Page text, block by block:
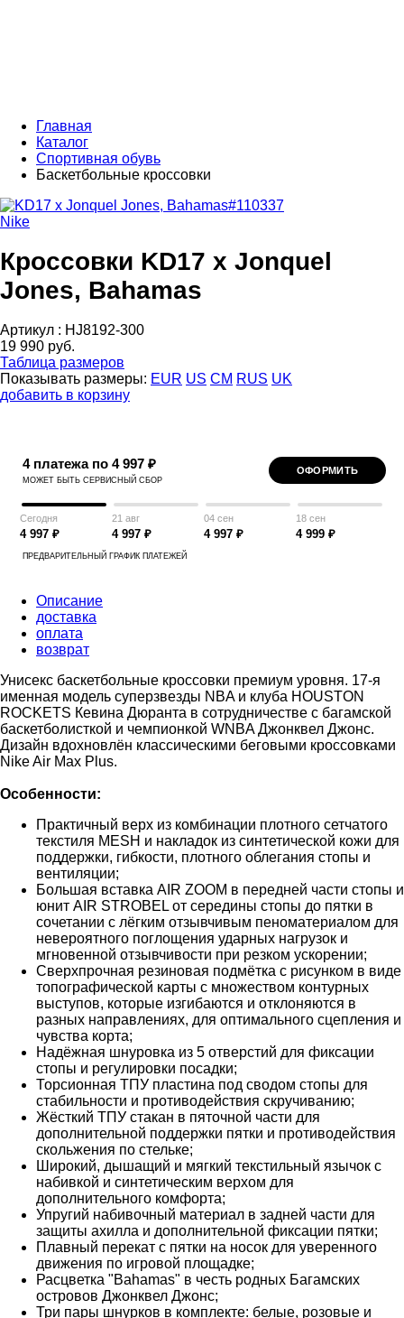
Главная
Каталог
Спортивная обувь
Баскетбольные кроссовки
Nike
Кроссовки KD17 x Jonquel
Jones, Bahamas
Артикул : HJ8192-300
19 990 руб.
Таблица размеров
Показывать размеры: EUR US CM RUS UK
добавить в корзину
4 платежа по 4 997 ₽
МОЖЕТ БЫТЬ СЕРВИСНЫЙ СБОР
ОФОРМИТЬ
Сегодня
4 997 ₽
21 авг
4 997 ₽
04 сен
4 997 ₽
18 сен
4 999 ₽
ПРЕДВАРИТЕЛЬНЫЙ ГРАФИК ПЛАТЕЖЕЙ
Описание
доставка
оплата
возврат
Унисекс баскетбольные кроссовки премиум уровня. 17-я
именная модель суперзвезды NBA и клуба HOUSTON
ROCKETS Кевина Дюранта в сотрудничестве с багамской
баскетболисткой и чемпионкой WNBA Джонквел Джонс.
Дизайн вдохновлён классическими беговыми кроссовками
Nike Air Max Plus.
Особенности:
Практичный верх из комбинации плотного сетчатого
текстиля MESH и накладок из синтетической кожи для
поддержки, гибкости, плотного облегания стопы и
вентиляции;
Большая вставка AIR ZOOM в передней части стопы и
юнит AIR STROBEL от середины стопы до пятки в
сочетании с лёгким отзывчивым пеноматериалом для
невероятного поглощения ударных нагрузок и
мгновенной отзывчивости при резком ускорении;
Сверхпрочная резиновая подмётка с рисунком в виде
топографической карты с множеством контурных
выступов, которые изгибаются и отклоняются в
разных направлениях, для оптимального сцепления и
чувства корта;
Надёжная шнуровка из 5 отверстий для фиксации
стопы и регулировки посадки;
Торсионная ТПУ пластина под сводом стопы для
стабильности и противодействия скручиванию;
Жёсткий ТПУ стакан в пяточной части для
дополнительной поддержки пятки и противодействия
скольжения по стельке;
Широкий, дышащий и мягкий текстильный язычок с
набивкой и синтетическим верхом для
дополнительного комфорта;
Упругий набивочный материал в задней части для
защиты ахилла и дополнительной фиксации пятки;
Плавный перекат с пятки на носок для уверенного
движения по игровой площадке;
Расцветка "Bahamas" в честь родных Багамских
островов Джонквел Джонс;
Три пары шнурков в комплекте: белые, розовые и